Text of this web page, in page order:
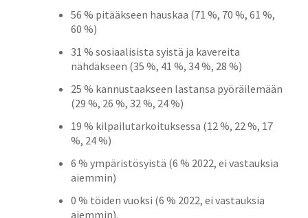
56 % pitääkseen hauskaa (71 %, 70 %, 61 %,
60 %)
31 % sosiaalisista syistä ja kavereita
nähdäkseen (35 %, 41 %, 34 %, 28 %)
25 % kannustaakseen lastansa pyöräilemään
(29 %, 26 %, 32 %, 24 %)
19 % kilpailutarkoituksessa (12 %, 22 %, 17
%, 24 %)
6 % ympäristösyistä (6 % 2022, ei vastauksia
aiemmin)
0 % töiden vuoksi (6 % 2022, ei vastauksia
aiemmin).